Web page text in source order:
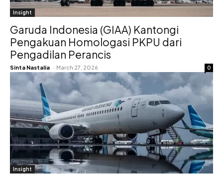
Insight
Garuda Indonesia (GIAA) Kantongi
Pengakuan Homologasi PKPU dari
Pengadilan Perancis
Sinta Nastalia - March 27, 2026 0
Insight